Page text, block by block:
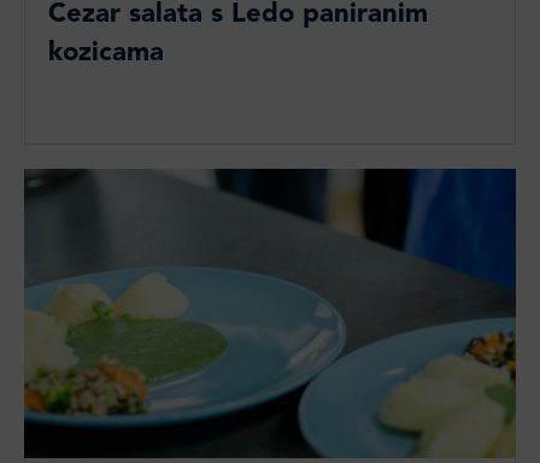
Cezar salata s Ledo paniranim
kozicama